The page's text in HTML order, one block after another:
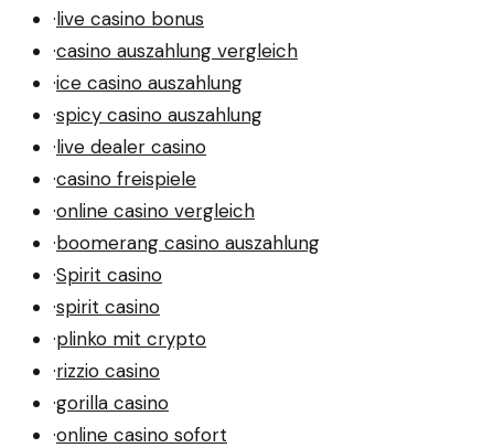
·live casino bonus
·casino auszahlung vergleich
·ice casino auszahlung
·spicy casino auszahlung
·live dealer casino
·casino freispiele
·online casino vergleich
·boomerang casino auszahlung
·Spirit casino
·spirit casino
·plinko mit crypto
·rizzio casino
·gorilla casino
·online casino sofort